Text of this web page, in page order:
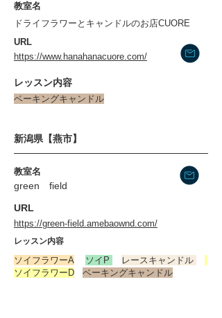
​教室名
ドライフラワーとキャンドルのお店CUORE
​URL
https://www.hanahanacuore.com/
​レッスン内容
ベーキングキャンドル
新潟県【燕市】
green field
​教室名
​URL
https://green-field.amebaownd.com/
​レッスン内容
​ソイフラワーA ソイP レースキャンドル
ソイフラワーD
ベーキングキャンドル